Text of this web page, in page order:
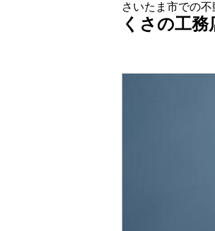
不動産の引き渡し
さいたま市での
くさの工務